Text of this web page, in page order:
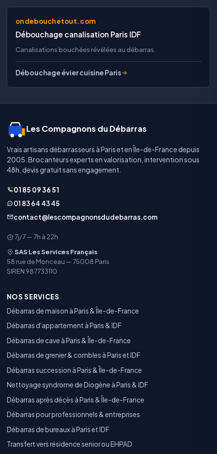
ondebouchetout.com
Débouchage canalisation Paris IDF
Canalisations bouchées révélées au débarras.
Débouchage évier cuisine Paris
Les Compagnons du Débarras
Vrais artisans débarrasseurs à Paris et en Île-de-France depuis
2005. Brocanteurs experts en valorisation, intervention sous
48h, devis gratuit sans engagement.
01 85 09 36 51
01 83 64 43 45
contact@lescompagnonsdudebarras.com
7j/7 — 7h à 22h
SAS Les Services Français
58 rue de Monceau — 75008 Paris
SIREN 987733110
NOS SERVICES
Débarras de maison à Paris & Île-de-France
Débarras d'appartement à Paris & IDF
Débarras de cave à Paris & Île-de-France
Débarras de grenier & combles à Paris et IDF
Débarras succession à Paris & Île-de-France
Nettoyage syndrome de Diogène à Paris & IDF
Débarras après décès à Paris & Île-de-France
Débarras pour professionnels & entreprises
Débarras de bureaux à Paris et IDF
Transfert vers résidence senior ou EHPAD